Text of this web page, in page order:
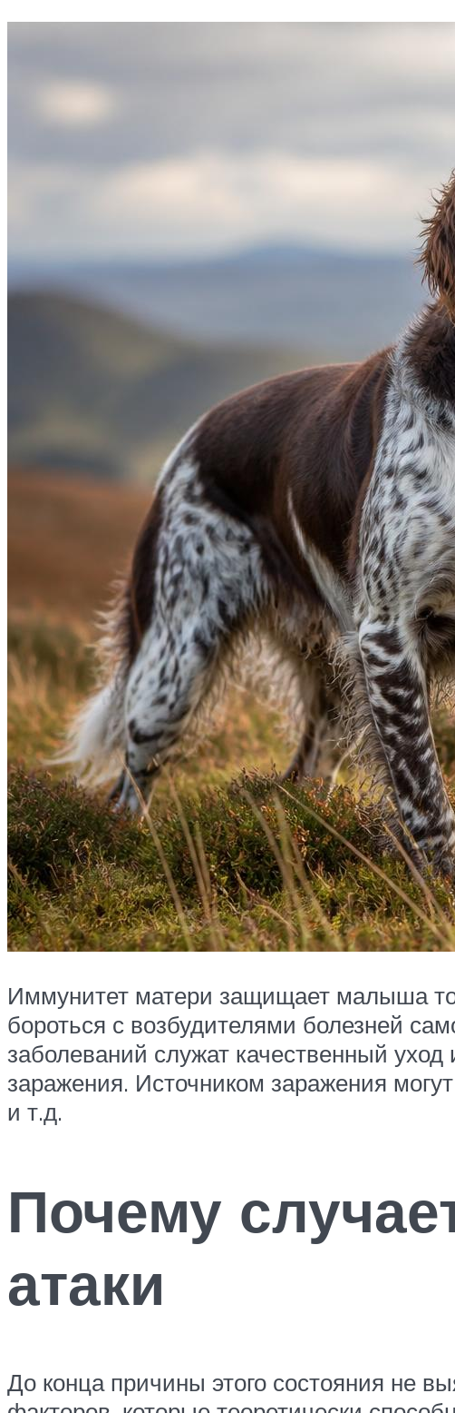
Иммунитет матери защищает малыша
бороться с возбудителями болезней
заболеваний служат качественный
заражения. Источником заражения
и т.д.
Почему
атаки
До конца причины этого состояния не